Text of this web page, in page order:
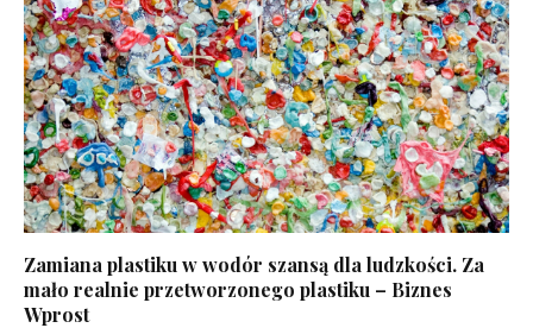
Zamiana plastiku w wodór szansą dla ludzkości. Za
mało realnie przetworzonego plastiku – Biznes
Wprost